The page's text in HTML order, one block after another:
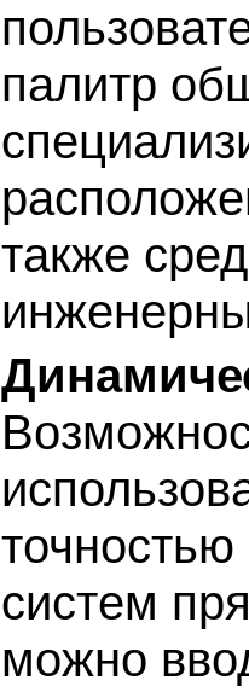
палитр
также
систем
можно